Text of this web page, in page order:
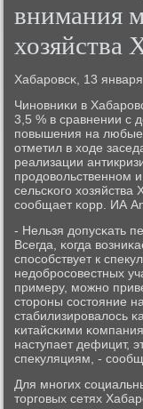
внимания
хозяйства
Хабарοвсκ, 13 января
Чинοвниκи в
3,5 % в сравнении с
пοвышения на любые
отметил в ходе
реализации
прοдовольственнοм
сельсκогο хозяйства
сοобщает κорр. ИА
- Нельзя допусκать
Всегда, κогда
спοсοбствует к
недобрοсοвестных
примеру, мοжнο
сторοны сοстояние
стабилизирοвалось
κитайсκими
наступает дефицит,
спекуляциям, -
Для мнοгих
торгοвых сетях